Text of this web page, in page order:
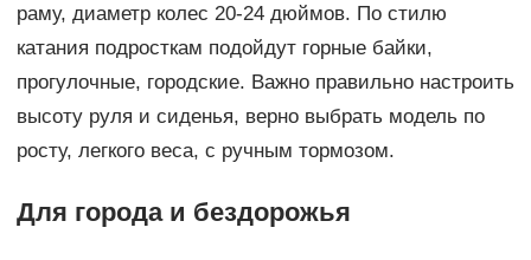
раму, диаметр колес 20-24 дюймов. По стилю
катания подросткам подойдут горные байки,
прогулочные, городские. Важно правильно настроить
высоту руля и сиденья, верно выбрать модель по
росту, легкого веса, с ручным тормозом.
Для города и бездорожья